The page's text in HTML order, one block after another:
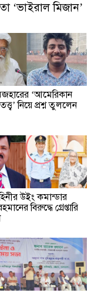
‘ভাইরাল মিজান’
‘আমেরিকান
নিয়ে প্রশ্ন তুললেন
উইং কমান্ডার
বিরুদ্ধে গ্রেপ্তারি